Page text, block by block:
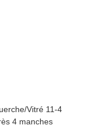
Vitré 11-4
4 manches